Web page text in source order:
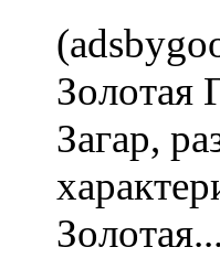
Золотая
Загар,
Золотая...